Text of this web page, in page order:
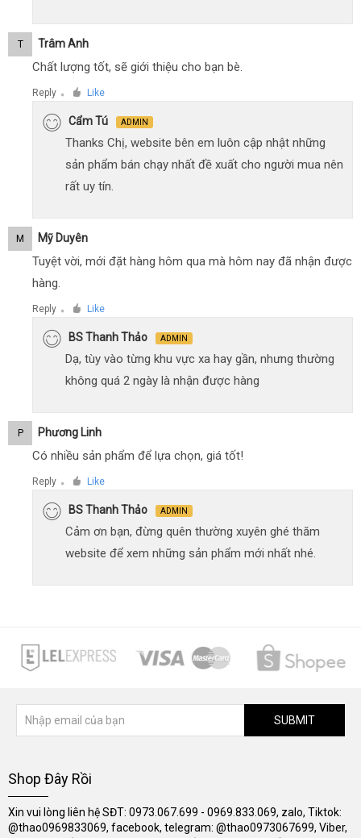
T Trâm Anh
Chất lượng tốt, sẽ giới thiệu cho bạn bè.
Reply ● Like
Cẩm Tú ADMIN
Thanks Chị, website bên em luôn cập nhật những
sản phẩm bán chạy nhất đề xuất cho người mua nên
rất uy tín.
M Mỹ Duyên
Tuyệt vời, mới đặt hàng hôm qua mà hôm nay đã nhận được
hàng.
Reply ● Like
BS Thanh Thảo ADMIN
Dạ, tùy vào từng khu vực xa hay gần, nhưng thường
không quá 2 ngày là nhận được hàng
P Phương Linh
Có nhiều sản phẩm để lựa chọn, giá tốt!
Reply ● Like
BS Thanh Thảo ADMIN
Cảm ơn bạn, đừng quên thường xuyên ghé thăm
website để xem những sản phẩm mới nhất nhé.
SUBMIT
Shop Đây Rồi
Xin vui lòng liên hệ SĐT: 0973.067.699 - 0969.833.069, zalo, Tiktok:
@thao0969833069, facebook, telegram: @thao0973067699, Viber,